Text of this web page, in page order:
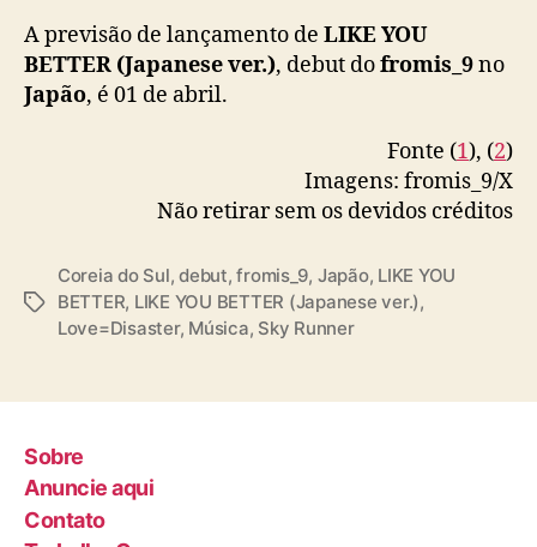
나인
— fromis_9 Japan official (@fromis9_japan)
A previsão de lançamento de LIKE YOU
BETTER (Japanese ver.), debut dofromis_9no
Japão, é 01 de abril.
Fonte (1), (2)
Imagens: fromis_9/X
Não retirar sem os devidos créditos
T
Coreia do Sul,debut,fromis_9, Japão, LIKE YOU
BETTER, LIKE YOU BETTER (Japanese ver.),
Love=Disaster, Música, Sky Runner
Sobre
Anuncie aqui
Contato